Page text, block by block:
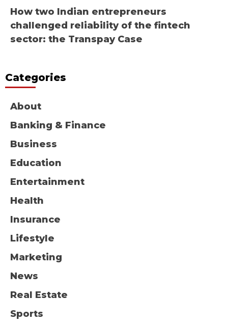
How two Indian entrepreneurs
challenged reliability of the fintech
sector: the Transpay Case
Categories
About
Banking & Finance
Business
Education
Entertainment
Health
Insurance
Lifestyle
Marketing
News
Real Estate
Sports